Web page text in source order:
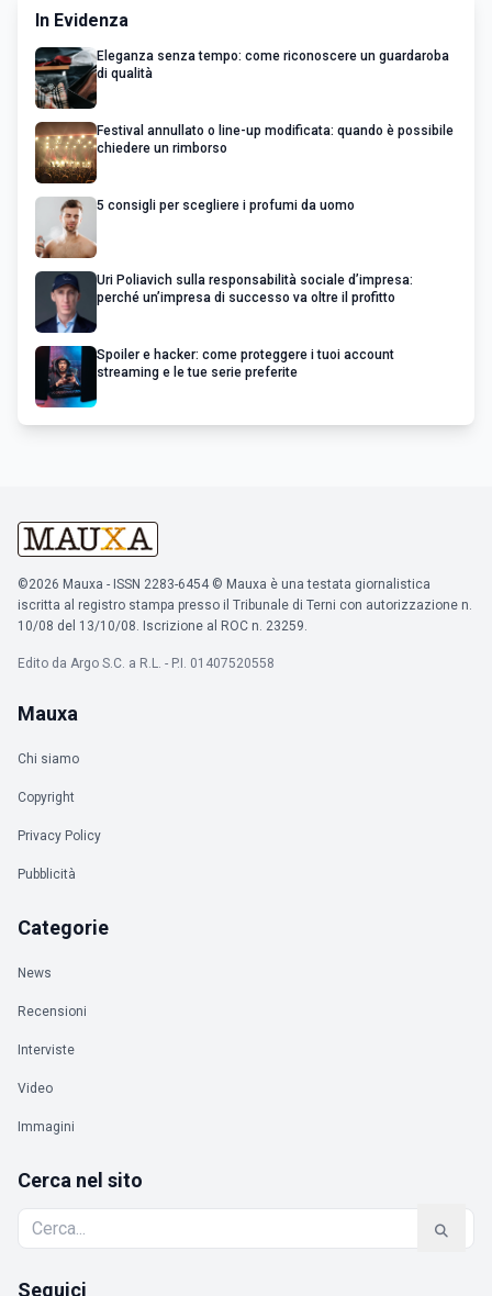
In Evidenza
Eleganza senza tempo: come riconoscere un guardaroba
di qualità
Festival annullato o line-up modificata: quando è possibile
chiedere un rimborso
5 consigli per scegliere i profumi da uomo
Uri Poliavich sulla responsabilità sociale d’impresa:
perché un’impresa di successo va oltre il profitto
Spoiler e hacker: come proteggere i tuoi account
streaming e le tue serie preferite
©2026 Mauxa - ISSN 2283-6454 © Mauxa è una testata giornalistica
iscritta al registro stampa presso il Tribunale di Terni con autorizzazione n.
10/08 del 13/10/08. Iscrizione al ROC n. 23259.
Edito da Argo S.C. a R.L. - P.I. 01407520558
Mauxa
Chi siamo
Copyright
Privacy Policy
Pubblicità
Categorie
News
Recensioni
Interviste
Video
Immagini
Cerca nel sito
Seguici